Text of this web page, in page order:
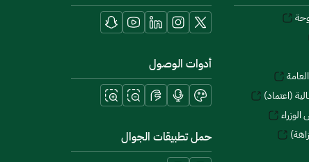
(اعتماد)
أدوات الوصول
حمل تطبيقات الجوال